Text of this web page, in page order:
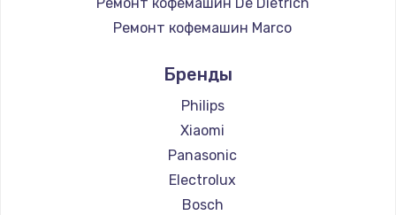
Ремонт кофемашин Marco
Ремонт кофемашин Jura
Ремонт кофемашин Olympia
Ремонт кофемашин Saeco
Ремонт кофемашин La Cimbali
Ремонт кофемашин WMF
Ремонт кофемашин Yamaguchi
Бренды
Philips
Xiaomi
Panasonic
Electrolux
Bosch